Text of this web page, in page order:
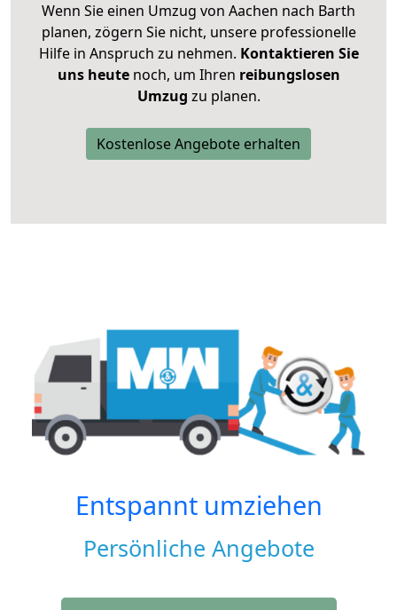
Wenn Sie einen Umzug von Aachen nach Barth
planen, zögern Sie nicht, unsere professionelle
Hilfe in Anspruch zu nehmen. Kontaktieren Sie
uns heutenoch, um Ihren reibungslosen
Umzug zu planen.
Kostenlose Angebote erhalten
Entspannt umziehen
Persönliche Angebote